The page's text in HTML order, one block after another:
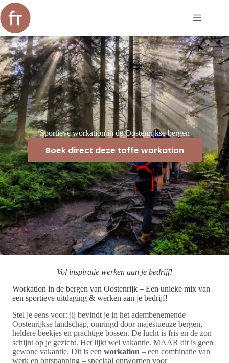
Ga
naar
de
inhoud
Sportieve workation in de Oostenrijkse bergen
Boek direct deze toffe workation
Vol inspiratie werken aan je bedrijf!
Workation in de bergen van Oostenrijk – Een unieke mix van
een sportieve uitdaging & werken aan je bedrijf!
Stel je eens voor: jij bevindt je in het adembenemende
Oostenrijkse landschap, omringd door majestueuze bergen,
heldere beekjes en prachtige bossen. De lucht is fris en de zon
schijnt op je gezicht. Het lijkt wel vakantie. MAAR dit is geen
gewone vakantie. Dit is een workation – een combinatie van
werk en ontspanning – speciaal ontworpen voor